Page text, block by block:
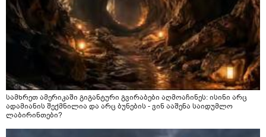
სამხრეთ ამერიკაში გიგანტური გვირაბები აღმოაჩინეს: ისინი არც
ადამიანის შექმნილია და არც ბუნების - ვინ ააშენა საიდუმლო
ლაბირინთები?